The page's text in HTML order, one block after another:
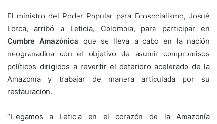
El ministro del Poder Popular para Ecosocialismo, Josué
Lorca, arribó a Leticia, Colombia, para participar en
Cumbre Amazónica que se lleva a cabo en la nación
neogranadina con el objetivo de asumir compromisos
políticos dirigidos a revertir el deterioro acelerado de la
Amazonía y trabajar de manera articulada por su
restauración.
“Llegamos a Leticia en el corazón de la Amazonía